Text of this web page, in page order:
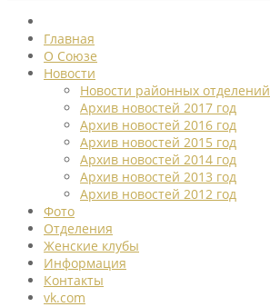
Главная
О Союзе
Новости
Новости районных отделений
Архив новостей 2017 год
Архив новостей 2016 год
Архив новостей 2015 год
Архив новостей 2014 год
Архив новостей 2013 год
Архив новостей 2012 год
Фото
Отделения
Женские клубы
Информация
Контакты
vk.com